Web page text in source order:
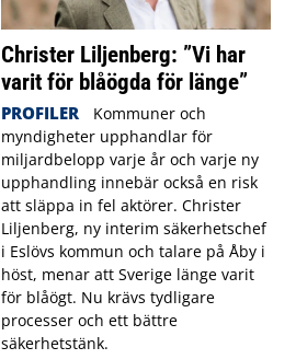
Christer Liljenberg: ”Vi har
varit för blåögda för länge”
PROFILER
Kommuner och
myndigheter upphandlar för
miljardbelopp varje år och varje ny
upphandling innebär också en risk
att släppa in fel aktörer. Christer
Liljenberg, ny interim säkerhetschef
i Eslövs kommun och talare på Åby i
höst, menar att Sverige länge varit
för blåögt. Nu krävs tydligare
processer och ett bättre
säkerhetstänk.